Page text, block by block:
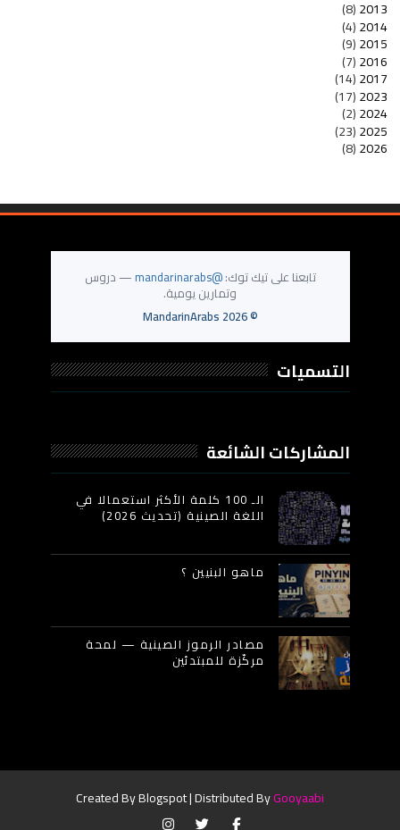
2013
(8)
2014
(4)
2015
(9)
2016
(7)
2017
(14)
2023
(17)
2024
(2)
2025
(23)
2026
(8)
تابعنا على تيك توك:@mandarinarabs — دروس
وتمارين يومية.
©
2026
التسميات
المشاركات الشائعة
الـ 100 كلمة الأكثر استعمالا في
اللغة الصينية (تحديث 2026)
ماهو البنيين ؟
مصادر الرموز الصينية — لمحة
مركّزة للمبتدئين
Created ByBlogspot| Distributed ByGooyaabi